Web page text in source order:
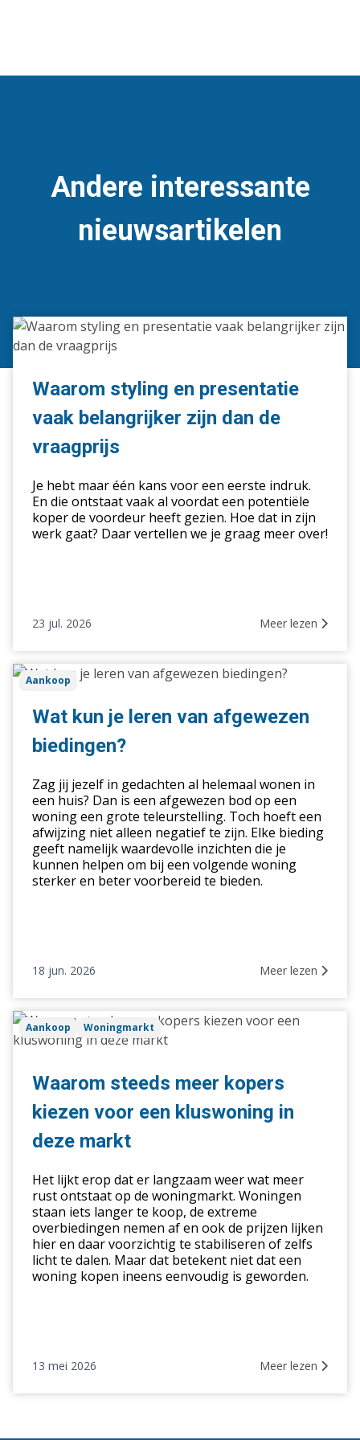
Andere interessante
nieuwsartikelen
Waarom
styling
en
presentatie
belangrijker
zijn
vraagprijs
Waarom styling en presentatie
vaak belangrijker zijn dan de
vraagprijs
Je hebt maar één kans voor een eerste indruk.
En die ontstaat vaak al voordat een potentiële
koper de voordeur heeft gezien. Hoe dat in zijn
werk gaat? Daar vertellen we je graag meer over!
23 jul. 2026 Meer lezen
Wat
van
biedingen?
Aankoop
Wat kun je leren van afgewezen
biedingen?
Zag jij jezelf in gedachten al helemaal wonen in
een huis? Dan is een afgewezen bod op een
woning een grote teleurstelling. Toch hoeft een
afwijzing niet alleen negatief te zijn. Elke bieding
geeft namelijk waardevolle inzichten die je
kunnen helpen om bij een volgende woning
sterker en beter voorbereid te bieden.
18 jun. 2026 Meer lezen
Waarom
steeds
kopers
voor
een
deze
markt
Aankoop Woningmarkt
Waarom steeds meer kopers
kiezen voor een kluswoning in
deze markt
Het lijkt erop dat er langzaam weer wat meer
rust ontstaat op de woningmarkt. Woningen
staan iets langer te koop, de extreme
overbiedingen nemen af en ook de prijzen lijken
hier en daar voorzichtig te stabiliseren of zelfs
licht te dalen. Maar dat betekent niet dat een
woning kopen ineens eenvoudig is geworden.
13 mei 2026 Meer lezen